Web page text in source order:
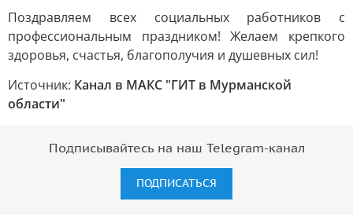
Поздравляем всех социальных работников с
профессиональным праздником! Желаем крепкого
здоровья, счастья, благополучия и душевных сил!
Источник: Канал в МАКС "ГИТ в Мурманской
области"
Подписывайтесь на наш Telegram-канал
ПОДПИСАТЬСЯ